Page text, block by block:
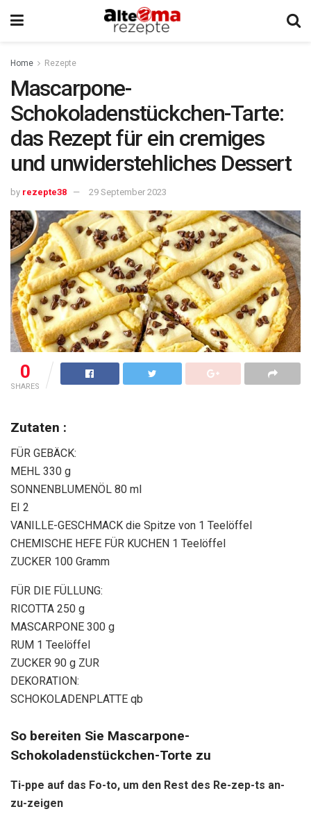
Home Rezepte
Mascarpone-
Schokoladenstückchen-Tarte:
das Rezept für ein cremiges
und unwiderstehliches Dessert
by rezepte38 29 September 2023
0
SHARES
Zutaten :
FÜR GEBÄCK:
MEHL 330 g
SONNENBLUMENÖL 80 ml
EI 2
VANILLE-GESCHMACK die Spitze von 1 Teelöffel
CHEMISCHE HEFE FÜR KUCHEN 1 Teelöffel
ZUCKER 100 Gramm
FÜR DIE FÜLLUNG:
RICOTTA 250 g
MASCARPONE 300 g
RUM 1 Teelöffel
ZUCKER 90 g ZUR
DEKORATION:
SCHOKOLADENPLATTE qb
So bereiten Sie Mascarpone-
Schokoladenstückchen-Torte zu
Ti-ppe auf das Fo-to, um den Rest des Re-zep-ts an-
zu-zeigen